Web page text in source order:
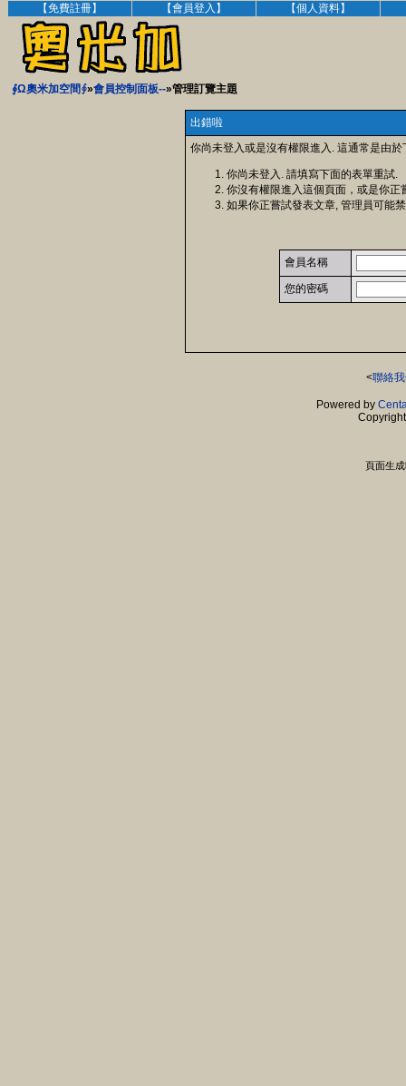
【免費註冊】 【會員登入】 【個人資料】
∮Ω奧米加空間∮»會員控制面板--»管理訂覽主題
出錯啦
你尚未登入或是沒有權限進入. 這通常是由於
你尚未登入. 請填寫下面的表單重試.
你沒有權限進入這個頁面，或是你
如果你正嘗試發表文章, 管理員可能
會員名稱
您的密碼
<聯絡
Powered by
頁面生